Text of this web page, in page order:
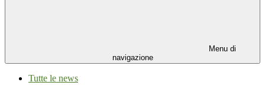
Menu di
navigazione
Tutte le news